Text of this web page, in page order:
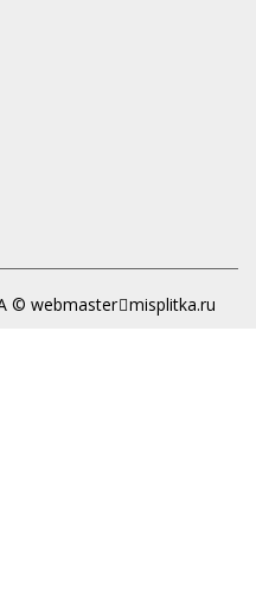
© webmaster misplitka.ru